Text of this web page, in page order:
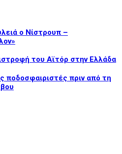
ο Νίστρουπ –
του Αϊτόρ στην Ελλάδα
ποδοσφαιριστές πριν από τη